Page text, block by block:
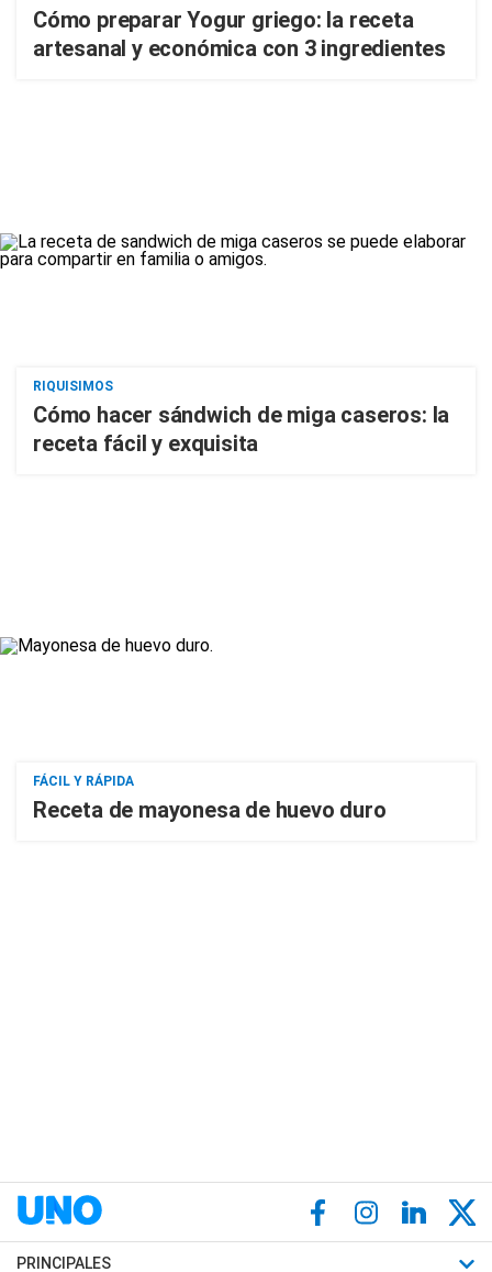
Cómo preparar Yogur griego: la receta
artesanal y económica con 3 ingredientes
RIQUISIMOS
Cómo hacer sándwich de miga caseros: la
receta fácil y exquisita
FÁCIL Y RÁPIDA
Receta de mayonesa de huevo duro
PRINCIPALES